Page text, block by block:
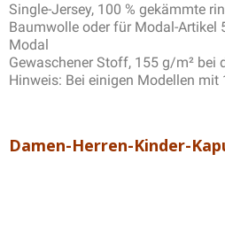
Single-Jersey, 100 % gekämmte
Baumwolle oder für Modal-Artikel
Modal
Gewaschener Stoff, 155 g/m² bei
Hinweis: Bei einigen Modellen
Damen-Herren-Kinder-